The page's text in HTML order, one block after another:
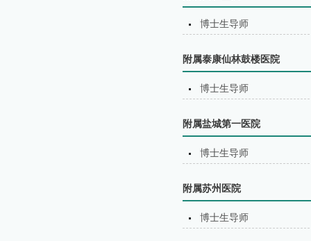
博士生导师
附属泰康仙林鼓楼医院
博士生导师
附属盐城第⼀医院
博士生导师
附属苏州医院
博士生导师